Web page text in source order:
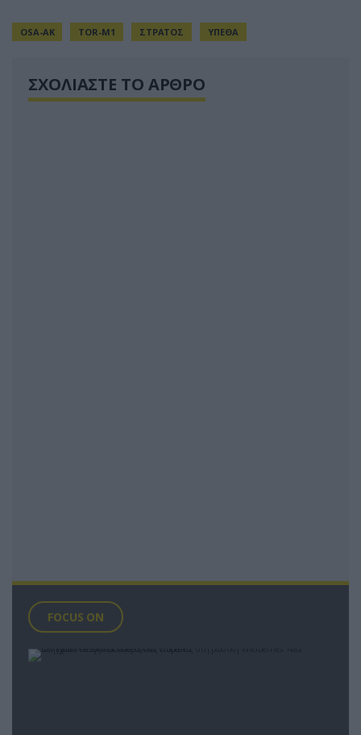
OSA-AK TOR-M1 ΣΤΡΑΤΟΣ ΥΠΕΘΑ
ΣΧΟΛΙΑΣΤΕ ΤΟ ΑΡΘΡΟ
FOCUS ON